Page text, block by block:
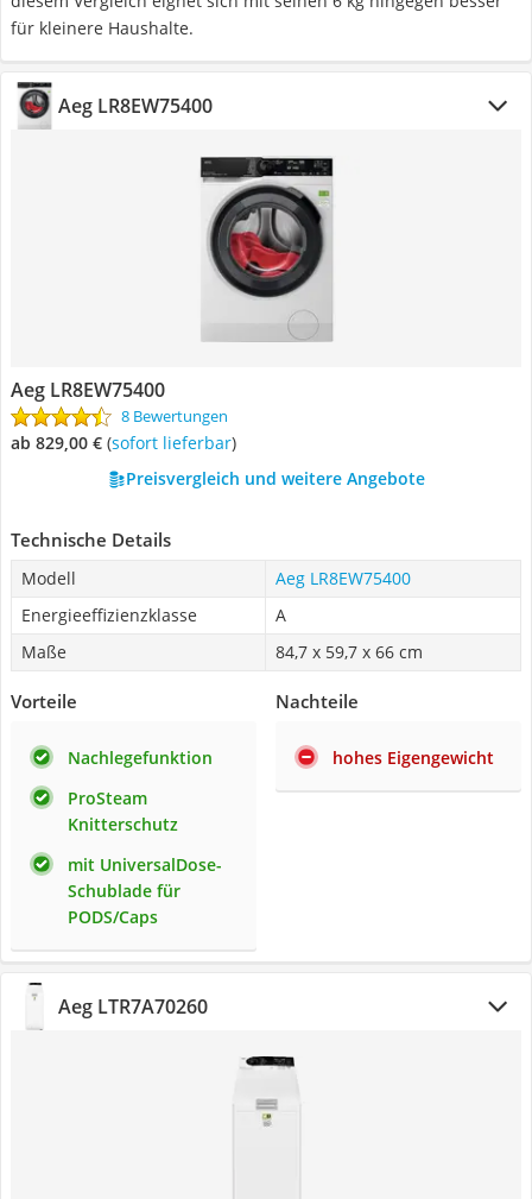
für kleinere Haushalte.
Aeg LR8EW75400
Aeg LR8EW75400
8 Bewertungen
ab 829,00 € ( Sofort lieferbar)
Preisvergleich und weitere Angebote
Technische Details
Modell
Aeg LR8EW75400
Energieeffizienzklasse
A
Maße
84,7 x 59,7 x 66 cm
Vorteile
Nachlegefunktion
ProSteam
Knitterschutz
mit UniversalDose-
Schublade für
PODS/Caps
Nachteile
hohes Eigengewicht
Aeg LTR7A70260